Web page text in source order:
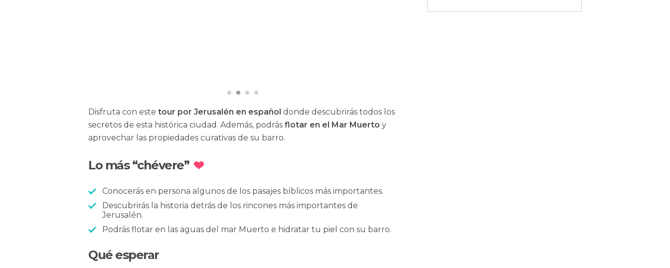
Disfruta con este tour por Jerusalén en español donde descubrirás todos los
secretos de esta histórica ciudad. Además, podrás flotar en el Mar Muerto y
aprovechar las propiedades curativas de su barro.
Lo más “chévere”
Conocerás en persona algunos de los pasajes bíblicos más importantes.
Descubrirás la historia detrás de los rincones más importantes de
Jerusalén.
Podrás flotar en las aguas del mar Muerto e hidratar tu piel con su barro.
Qué esperar